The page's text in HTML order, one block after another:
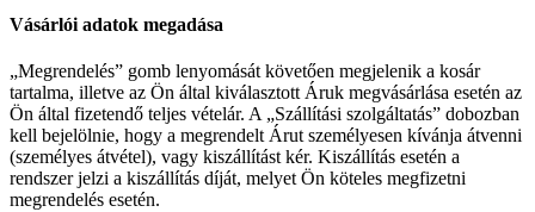
Vásárlói adatok megadása
„Megrendelés” gomb lenyomását követően megjelenik a kosár
tartalma, illetve az Ön által kiválasztott Áruk megvásárlása esetén az
Ön által fizetendő teljes vételár. A „Szállítási szolgáltatás” dobozban
kell bejelölnie, hogy a megrendelt Árut személyesen kívánja átvenni
(személyes átvétel), vagy kiszállítást kér. Kiszállítás esetén a
rendszer jelzi a kiszállítás díját, melyet Ön köteles megfizetni
megrendelés esetén.